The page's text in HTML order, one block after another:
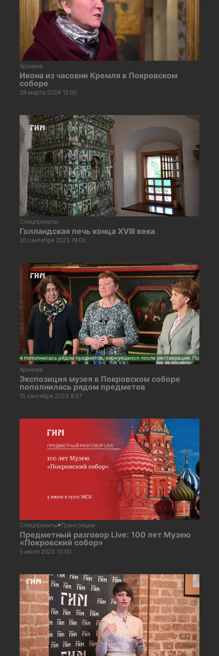
Хроника
Икона из часовни Кремля в Покровском
соборе
28 марта 2024 12:00
Спецпроекты
Голландская печь конца XVIII века
20 сентября 2023 19:00
Хроника
Экспозиция музея в Покровском соборе
пополнилась рядом предметов
15 сентября 2023 9:57
Спецпроекты Трансляции
Предметный разговор Live: 100 лет Музею
«Покровский собор»
5 июля 2023 13:00